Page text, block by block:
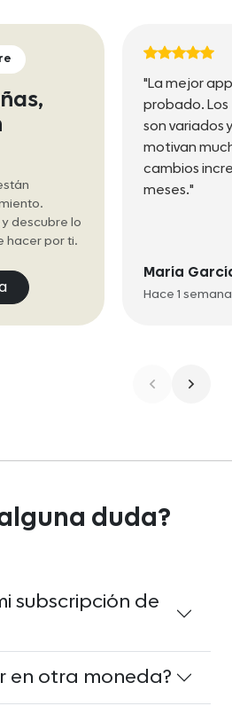
descubre lo
hacer por ti.
"La mejor
probado.
son variados
motivan
cambios
meses."
María
Hace 1 semana
duda?
subscripción de
en otra moneda?